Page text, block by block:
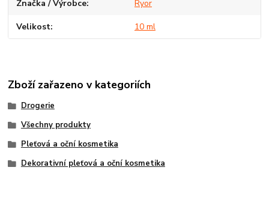
Značka / Výrobce Ryor
Velikost 10 ml
Zboží zařazeno v kategoriích
Drogerie
Všechny produkty
Pleťová a oční kosmetika
Dekorativní pleťová a oční kosmetika